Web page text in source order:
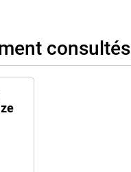
consultés